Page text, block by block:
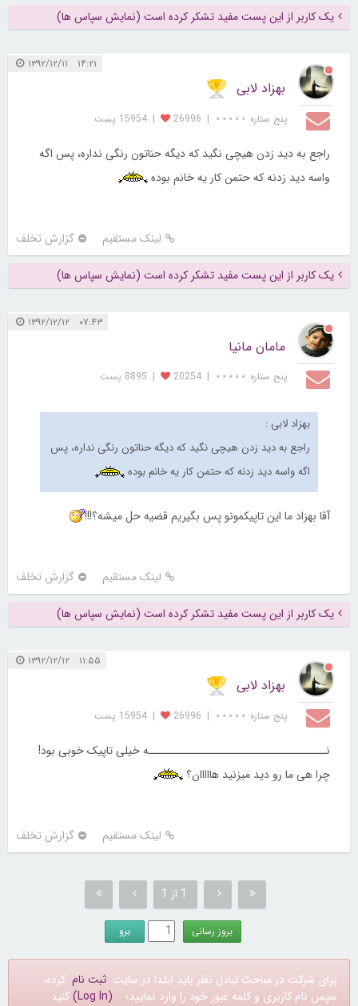
یک کاربر از این پست مفید تشکر کرده است (نمایش سپاس ها)
۱۴:۲۱ ۱۳۹۲/۱۲/۱۱
بهزاد لابی
پنج ستاره ⋆⋆⋆⋆⋆ |
26996
| 15954 پست
راجع به دید زدن هیچی نگید که دیگه حناتون رنگی نداره، پس اگه
واسه دید زدنه که حتمن کار یه خانم بوده
لینک مستقیم گزارش تخلف
یک کاربر از این پست مفید تشکر کرده است (نمایش سپاس ها)
۰۷:۴۳ ۱۳۹۲/۱۲/۱۲
مامان مانیا
پنج ستاره ⋆⋆⋆⋆⋆ |
20254
| 8895 پست
بهزاد لابی :
راجع به دید زدن هیچی نگید که دیگه حناتون رنگی نداره، پس
اگه واسه دید زدنه که حتمن کار یه خانم بوده
آقا بهزاد ما این تاپیکمونو پس بگیریم قضیه حل میشه؟!!!
لینک مستقیم گزارش تخلف
یک کاربر از این پست مفید تشکر کرده است (نمایش سپاس ها)
۱۱:۵۵ ۱۳۹۲/۱۲/۱۲
بهزاد لابی
پنج ستاره ⋆⋆⋆⋆⋆ |
26996
| 15954 پست
نـــــــــــــــــــــــــــــــــــــه خیلی تاپیک خوبی بود!
چرا هی ما رو دید میزنید هااااان؟
لینک مستقیم گزارش تخلف
1 از 1
برای شرکت در مباحث تبادل نظر باید ابتدا در سایت ثبت نام کرده،
سپس نام کاربری و کلمه عبور خود را وارد نمایید؛ (Log In) کنید.